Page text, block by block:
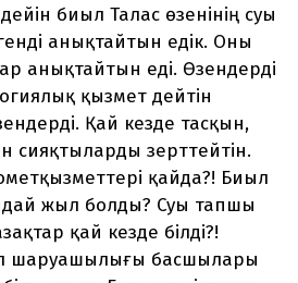
биыл Талас өзенінің суы
анықтайтын едік. Оны
анықтайтын еді. Өзендерді
қызмет дейтін
Қай кезде тасқын,
сияқтыларды зерттейтін.
қайда?! Биыл
жыл болды? Суы тапшы
қай кезде білді?!
шаруашылығы басшылары